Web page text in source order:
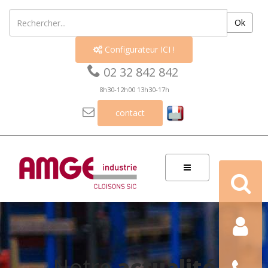
Ok
 Configurateur ICI !
 02 32 842 842
8h30-12h00 13h30-17h
 contact